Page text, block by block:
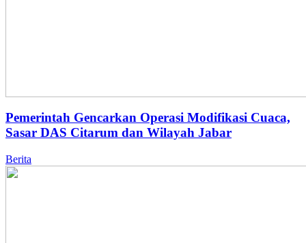
Pemerintah Gencarkan Operasi Modifikasi Cuaca,
Sasar DAS Citarum dan Wilayah Jabar
Berita